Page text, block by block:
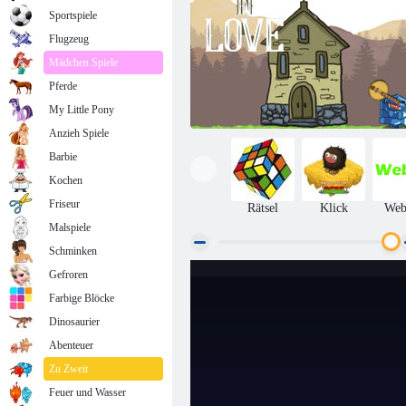
Rätsel Klick
Sportspiele
Flugzeug
Mädchen Spiele
Pferde
My Little Pony
Anzieh Spiele
Barbie
Kochen
Friseur
Malspiele
Schminken
Gefroren
Farbige Blöcke
Dinosaurier
Abenteuer
Zu Zweit
Feuer und Wasser